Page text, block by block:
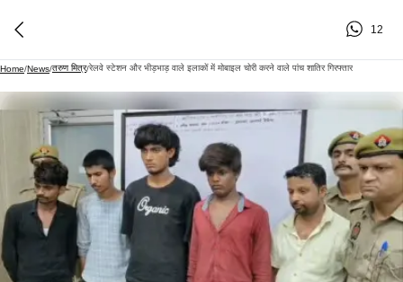
12
Home/News/तरुण मित्र/रेलवे स्टेशन और भीड़भाड़ वाले इलाकों में मोबाइल चोरी करने वाले पांच शातिर गिरफ्तार